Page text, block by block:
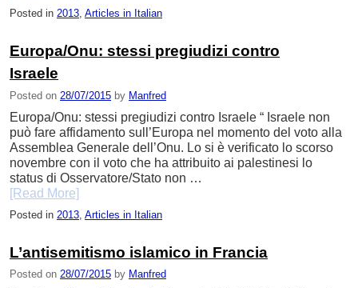
Posted in 2013, Articles in Italian
Europa/Onu: stessi pregiudizi contro
Israele
Posted on 28/07/2015 by Manfred
Europa/Onu: stessi pregiudizi contro Israele “ Israele non
può fare affidamento sull’Europa nel momento del voto alla
Assemblea Generale dell’Onu. Lo si è verificato lo scorso
novembre con il voto che ha attribuito ai palestinesi lo
status di Osservatore/Stato non …
[Read More]
Posted in 2013 Articles in Italian
L’antisemitismo islamico in Francia
Posted on 28/07/2015 by Manfred